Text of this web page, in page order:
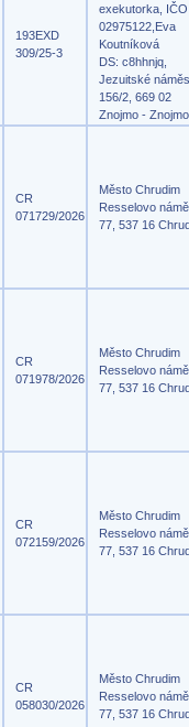
193EXD
309/25-3
exekutorka,
02975122,Eva
Koutníková
DS: c8hhnjq,
Jezuitské
156/2, 669 02
Znojmo - Znojmo
CR
071729/2026
Město Chrudim
Resselovo
77, 537 16
CR
071978/2026
Město Chrudim
Resselovo
77, 537 16
CR
072159/2026
Město Chrudim
Resselovo
77, 537 16
CR
058030/2026
Město Chrudim
Resselovo
77, 537 16